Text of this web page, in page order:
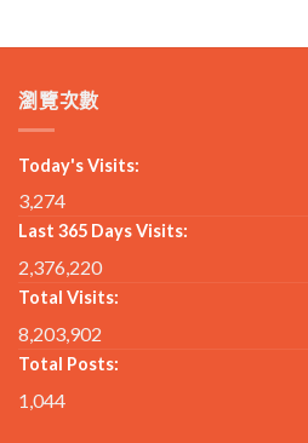
瀏覽次數
Today's Visits:
3,274
Last 365 Days Visits:
2,376,220
Total Visits:
8,203,902
Total Posts:
1,044